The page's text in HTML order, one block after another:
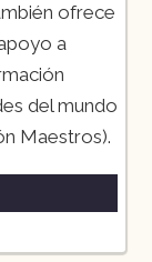
ofrece
a
del mundo
Maestros)​.